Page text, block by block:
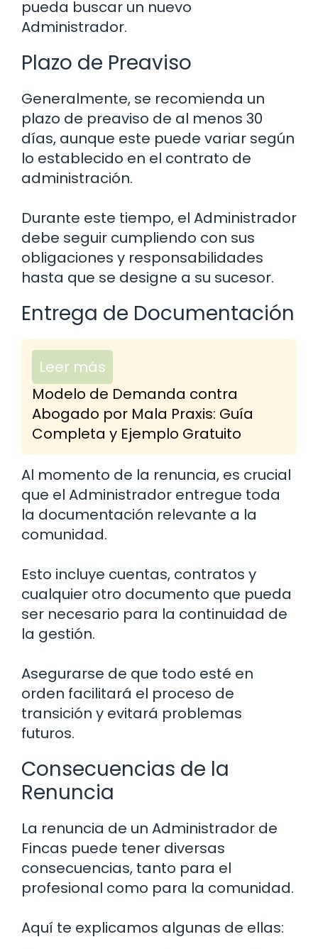
pueda buscar un nuevo
Administrador.
Plazo de Preaviso
Generalmente, se recomienda un
plazo de preaviso de al menos 30
días, aunque este puede variar según
lo establecido en el contrato de
administración.
Durante este tiempo, el Administrador
debe seguir cumpliendo con sus
obligaciones y responsabilidades
hasta que se designe a su sucesor.
Entrega de Documentación
Leer más
Modelo de Demanda contra
Abogado por Mala Praxis: Guía
Completa y Ejemplo Gratuito
Al momento de la renuncia, es crucial
que el Administrador entregue toda
la documentación relevante a la
comunidad.
Esto incluye cuentas, contratos y
cualquier otro documento que pueda
ser necesario para la continuidad de
la gestión.
Asegurarse de que todo esté en
orden facilitará el proceso de
transición y evitará problemas
futuros.
Consecuencias de la
Renuncia
La renuncia de un Administrador de
Fincas puede tener diversas
consecuencias, tanto para el
profesional como para la comunidad.
Aquí te explicamos algunas de ellas: